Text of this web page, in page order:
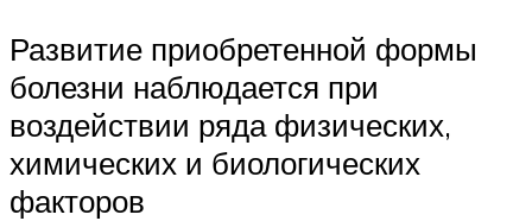
Развитие приобретенной формы
болезни наблюдается при
воздействии ряда физических,
химических и биологических
факторов